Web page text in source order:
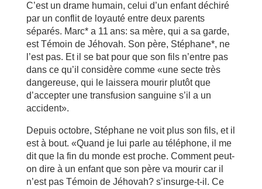
C’est un drame humain, celui d’un enfant déchiré
par un conflit de loyauté entre deux parents
séparés. Marc* a 11 ans: sa mère, qui a sa garde,
est Témoin de Jéhovah. Son père, Stéphane*, ne
l’est pas. Et il se bat pour que son fils n’entre pas
dans ce qu’il considère comme «une secte très
dangereuse, qui le laissera mourir plutôt que
d’accepter une transfusion sanguine s’il a un
accident».
Depuis octobre, Stéphane ne voit plus son fils, et il
est à bout. «Quand je lui parle au téléphone, il me
dit que la fin du monde est proche. Comment peut-
on dire à un enfant que son père va mourir car il
n’est pas Témoin de Jéhovah? s’insurge-t-il. Ce